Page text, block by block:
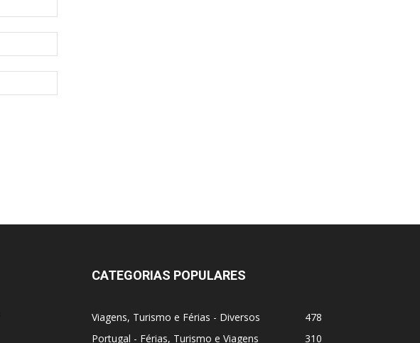
CATEGORIAS POPULARES
Viagens, Turismo e Férias - Diversos
478
Portugal - Férias, Turismo e Viagens
310